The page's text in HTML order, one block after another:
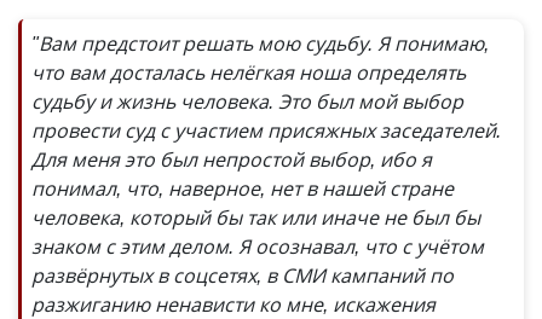
"Вам предстоит решать мою судьбу. Я понимаю,
что вам досталась нелёгкая ноша определять
судьбу и жизнь человека. Это был мой выбор
провести суд с участием присяжных заседателей.
Для меня это был непростой выбор, ибо я
понимал, что, наверное, нет в нашей стране
человека, который бы так или иначе не был бы
знаком с этим делом. Я осознавал, что с учётом
развёрнутых в соцсетях, в СМИ кампаний по
разжиганию ненависти ко мне, искажения